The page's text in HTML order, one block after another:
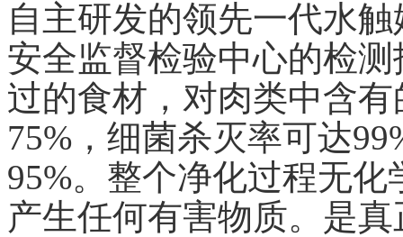
自主研发的领先一代水
安全监督检验中心的检
过的食材，对肉类中含
75%，细菌杀灭率可达
95%。整个净化过程无
产生任何有害物质。是